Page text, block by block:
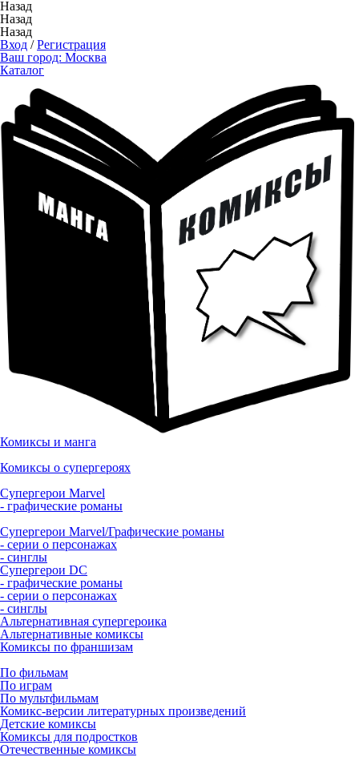
Назад
Назад
Назад
Вход /Регистрация
Ваш город: Москва
Каталог
Комиксы и манга
Комиксы о супергероях
Супергерои Marvel
- графические романы
Супергерои Marvel/Графические романы
- серии о персонажах
- синглы
Супергерои DC
- графические романы
- серии о персонажах
- синглы
Альтернативная супергероика
Альтернативные комиксы
Комиксы по франшизам
По фильмам
По играм
По мультфильмам
Комикс-версии литературных произведений
Детские комиксы
Комиксы для подростков
Отечественные комиксы